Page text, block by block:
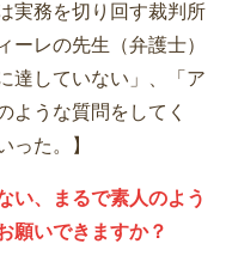
実務を切り回す裁判所
ーレの先生（弁護士）
達していない」、「ア
ような質問をしてく
った。】
い、まるで素人のよう
願いできますか？